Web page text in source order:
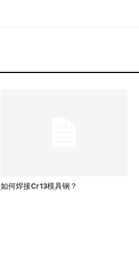
如何焊接Cr13模具钢？